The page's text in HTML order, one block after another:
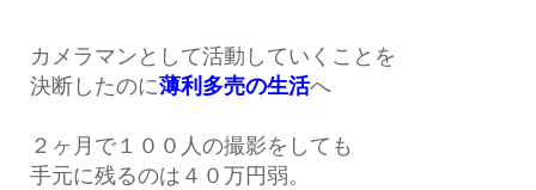
カメラマンとして活動していくことを
決断したのに薄利多売の生活へ
２ヶ月で１００人の撮影をしても
手元に残るのは４０万円弱。